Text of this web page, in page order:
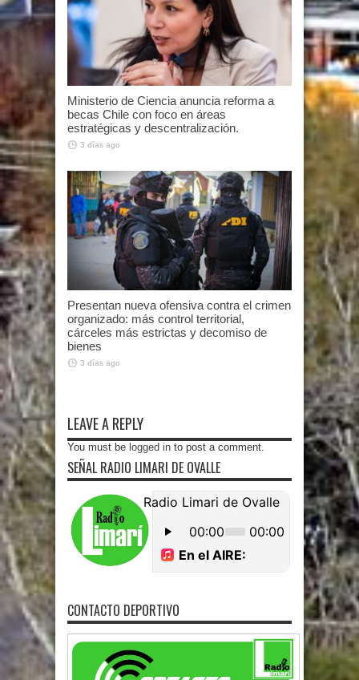
Ministerio de Ciencia anuncia reforma a
becas Chile con foco en áreas
estratégicas y descentralización.
3 días ago
Presentan nueva ofensiva contra el crimen
organizado: más control territorial,
cárceles más estrictas y decomiso de
bienes
3 días ago
LEAVE A REPLY
You must be logged in to post a comment.
SEÑAL RADIO LIMARI DE OVALLE
CONTACTO DEPORTIVO